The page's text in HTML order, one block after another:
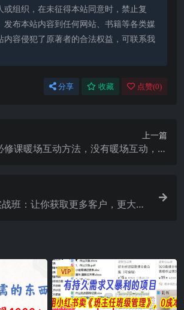
或组织，在未征得本站同意时，禁止复
发布本站内容到任何网站、书籍等各类媒
内容侵犯了原著者的合法权益，可联系我
分享 收藏 点赞(0)
上一篇
修课暖场互动方法，没有暖场互动，就
班：让你获取更多客户，更大市
VIP